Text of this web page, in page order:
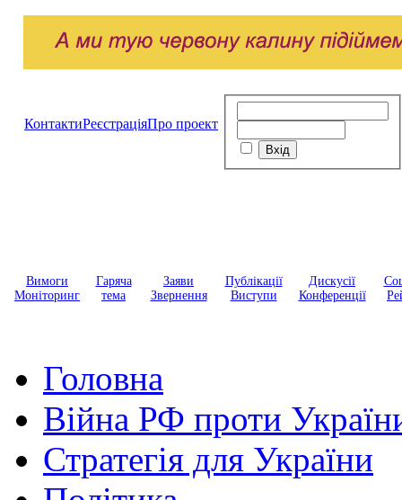
КонтактиРеєстраціяПро проект
Вимоги
Моніторинг
Гаряча
тема
Заяви
Звернення
Публікації
Виступи
Дискусії
Конференції
Головна
Війна РФ проти
Стратегія для України